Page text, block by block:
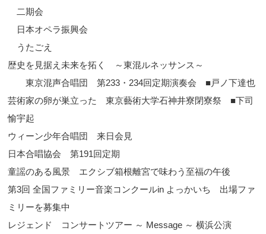
二期会
日本オペラ振興会
うたごえ
歴史を見据え未来を拓く ～東混ルネッサンス～
東京混声合唱団 第233・234回定期演奏会 ■戸ノ下達也
芸術家の卵が巣立った 東京藝術大学石神井寮閉寮祭 ■下司
愉宇起
ウィーン少年合唱団 来日会見
日本合唱協会 第191回定期
童謡のある風景 エクシブ箱根離宮で味わう至福の午後
第3回 全国ファミリー音楽コンクールin よっかいち 出場ファ
ミリーを募集中
レジェンド コンサートツアー ～ Message ～ 横浜公演